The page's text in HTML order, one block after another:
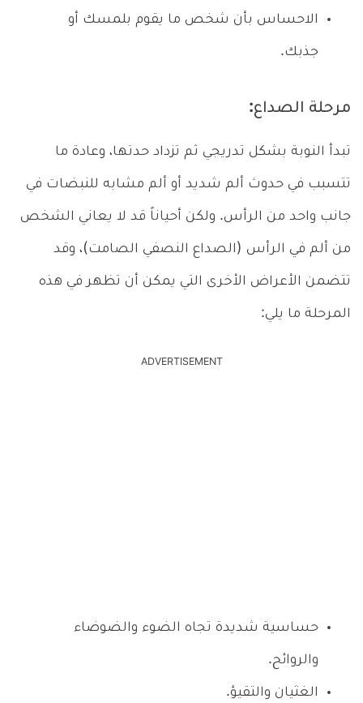
الاحساس بأن شخص ما يقوم بلمسك أو
جذبك.
مرحلة الصداع:
تبدأ النوبة بشكل تدريجي ثم تزداد حدتها، وعادة ما
تتسبب في حدوث ألم شديد أو ألم مشابه للنبضات في
جانب واحد من الرأس. ولكن أحياناً قد لا يعاني الشخص
من ألم في الرأس (الصداع النصفي الصامت)، وقد
تتضمن الأعراض الأخرى التي يمكن أن تظهر في هذه
المرحلة ما يلي:
ADVERTISEMENT
حساسية شديدة تجاه الضوء والضوضاء
والروائح.
الغثيان والتقيؤ.